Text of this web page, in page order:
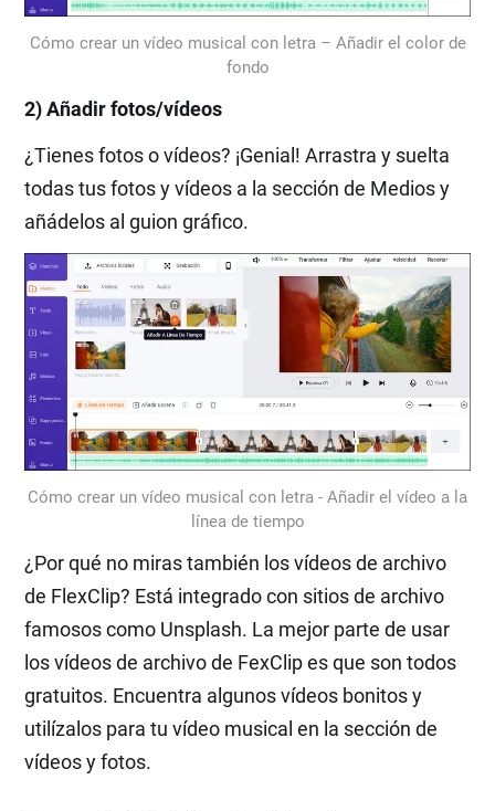
Cómo crear un vídeo musical con letra – Añadir el color de
fondo
2) Añadir fotos/vídeos
¿Tienes fotos o vídeos? ¡Genial! Arrastra y suelta
todas tus fotos y vídeos a la sección de Medios y
añádelos al guion gráfico.
Cómo crear un vídeo musical con letra - Añadir el vídeo a la
línea de tiempo
¿Por qué no miras también los vídeos de archivo
de FlexClip? Está integrado con sitios de archivo
famosos como Unsplash. La mejor parte de usar
los vídeos de archivo de FexClip es que son todos
gratuitos. Encuentra algunos vídeos bonitos y
utilízalos para tu vídeo musical en la sección de
vídeos y fotos.